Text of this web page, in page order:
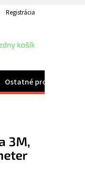
Registrácia
košík
Ostatné produkty
3M,